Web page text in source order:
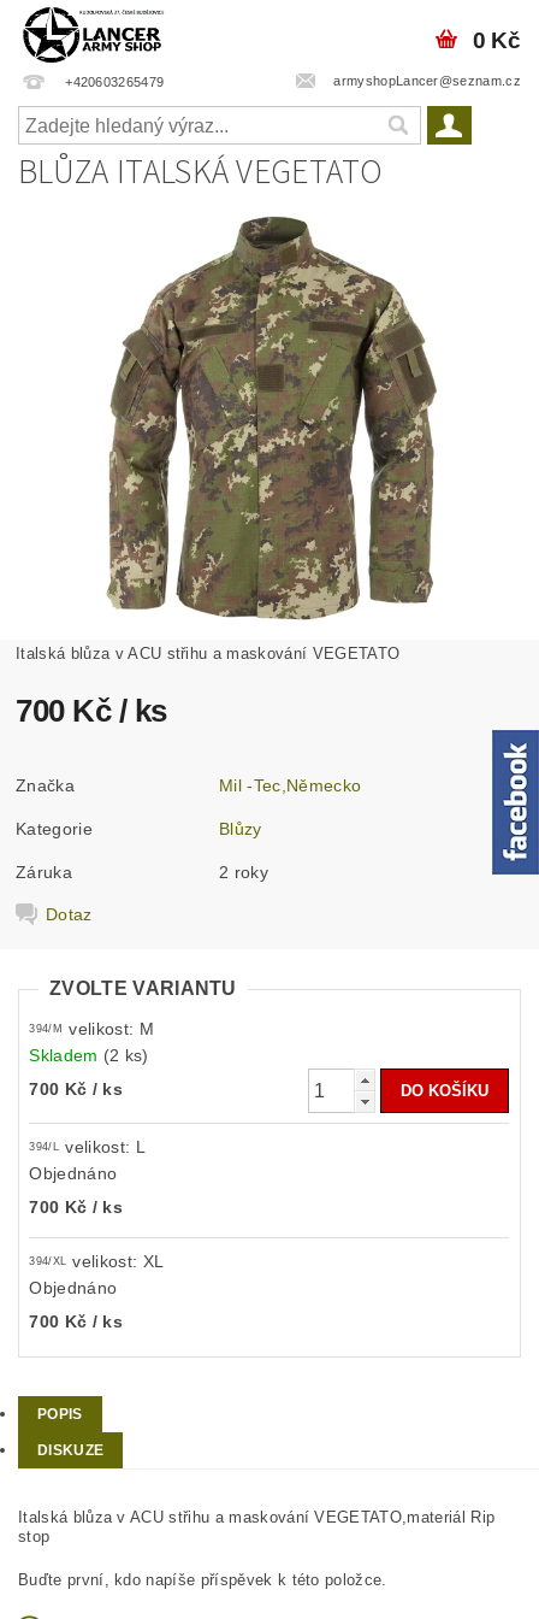
+420603265479 armyshopLancer@seznam.cz
0 Kč
BLŮZA ITALSKÁ VEGETATO
Italská blůza v ACU střihu a maskování VEGETATO
700 Kč / ks
Značka Mil -Tec,Německo
Kategorie Blůzy
Záruka 2 roky
Dotaz
ZVOLTE VARIANTU
394/M
velikost: M
Skladem (2 ks)
700 Kč / ks
394/L velikost: L
Objednáno
700 Kč / ks
394/XL velikost: XL
Objednáno
700 Kč / ks
POPIS
DISKUZE
Italská blůza v ACU střihu a maskování VEGETATO,materiál Rip
stop
Buďte první, kdo napíše příspěvek k této položce.